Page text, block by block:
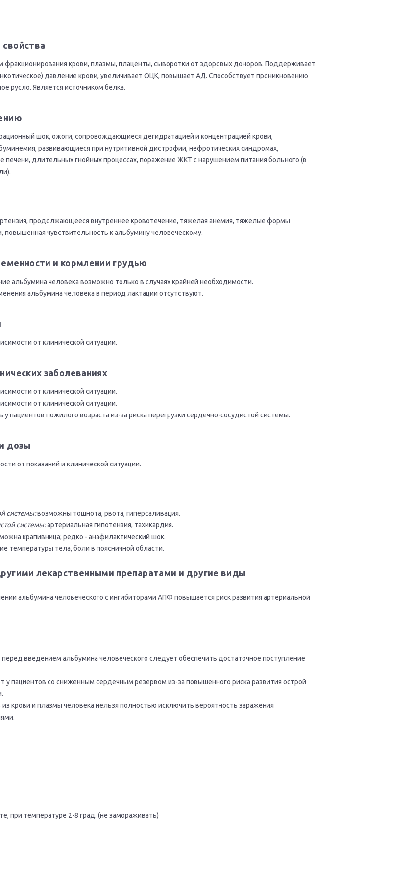
фракционирования крови, плазмы, плаценты, сыворотки от здоровых доноров. Поддерживает
давление крови, увеличивает ОЦК, повышает АД. Способствует проникновению
русло. Является источником белка.
шок, ожоги, сопровождающиеся дегидратацией и концентрацией крови,
развивающиеся при нутритивной дистрофии, нефротических синдромах,
печени, длительных гнойных процессах, поражение ЖКТ с нарушением питания больного (в
продолжающееся внутреннее кровотечение, тяжелая анемия, тяжелые формы
повышенная чувствительность к альбумину человеческому.
и кормлении грудью
альбумина человека возможно только в случаях крайней необходимости.
альбумина человека в период лактации отсутствуют.
от клинической ситуации.
заболеваниях
от клинической ситуации.
от клинической ситуации.
пациентов пожилого возраста из-за риска перегрузки сердечно-сосудистой системы.
дозы
от показаний и клинической ситуации.
системы:возможны тошнота, рвота, гиперсаливация.
системы:артериальная гипотензия, тахикардия.
крапивница; редко - анафилактический шок.
температуры тела, боли в поясничной области.
лекарственными препаратами и другие виды
альбумина человеческого с ингибиторами АПФ повышается риск развития артериальной
введением альбумина человеческого следует обеспечить достаточное поступление
пациентов со сниженным сердечным резервом из-за повышенного риска развития острой
крови и плазмы человека нельзя полностью исключить вероятность заражения
при температуре 2-8 град. (не замораживать)